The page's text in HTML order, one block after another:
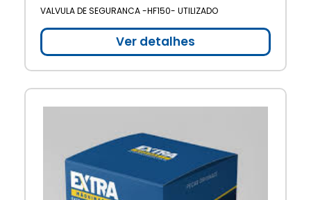
VALVULA DE SEGURANCA -HF150- UTILIZADO
Ver detalhes